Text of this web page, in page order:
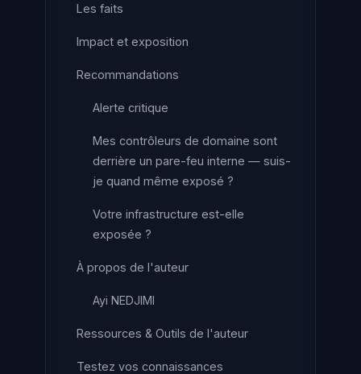
Les faits
Impact et exposition
Recommandations
Alerte critique
Mes contrôleurs de domaine sont
derrière un pare-feu interne — suis-
je quand même exposé ?
Votre infrastructure est-elle
exposée ?
À propos de l'auteur
Ayi NEDJIMI
Ressources & Outils de l'auteur
Testez vos connaissances